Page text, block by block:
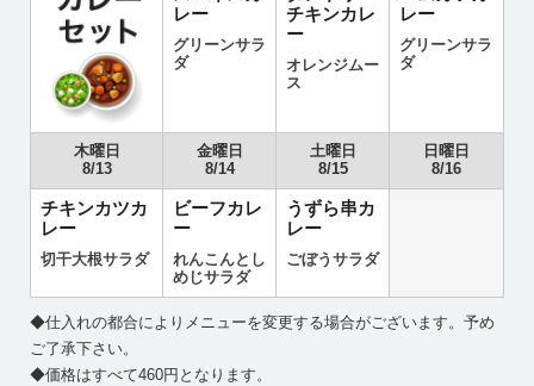
レー
グリーンサラ
ダ
チキンカレ
ー
オレンジムー
ス
レー
グリーンサラ
ダ
木曜日
8/13
金曜日
8/14
土曜日
8/15
日曜日
8/16
チキンカツカ
レー
切干大根サラダ
ビーフカレ
ー
れんこんとし
めじサラダ
うずら串カ
レー
ごぼうサラダ
◆仕入れの都合によりメニューを変更する場合がございます。予め
ご了承下さい。
◆価格はすべて460円となります。